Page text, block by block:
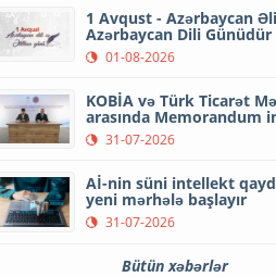
1 Avqust - Azərbaycan
Azərbaycan Dili Günüdür
01-08-2026
KOBİA və Türk Ticarət
arasında Memorandum
31-07-2026
Aİ-nin süni intellekt
yeni mərhələ başlayır
31-07-2026
Bütün xəbərlər